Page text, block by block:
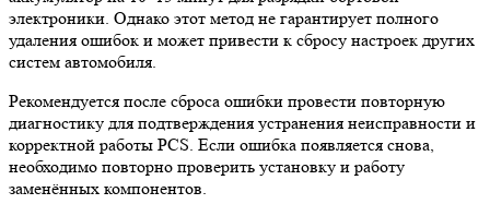
электроники. Однако этот метод не гарантирует полного
удаления ошибок и может привести к сбросу настроек других
систем автомобиля.
Рекомендуется после сброса ошибки провести повторную
диагностику для подтверждения устранения неисправности и
корректной работы PCS. Если ошибка появляется снова,
необходимо повторно проверить установку и работу
заменённых компонентов.